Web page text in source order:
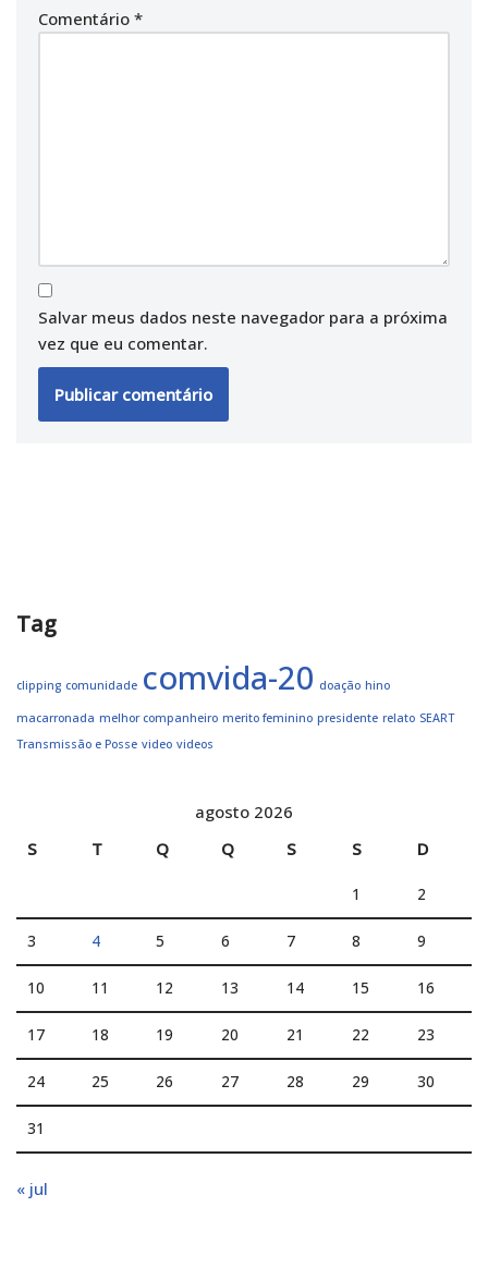
Comentário *
Salvar meus dados neste navegador para a próxima
vez que eu comentar.
Tag
clipping comunidade comvida-20 doação hino
macarronada melhor companheiro merito feminino presidente relato SEART
Transmissão e Posse video videos
agosto 2026
S
T Q Q S S D
1 2
3 4 5 6 7 8 9
10 11 12 13 14 15 16
17 18 19 20 21 22 23
24 25 26 27 28 29 30
31
« jul